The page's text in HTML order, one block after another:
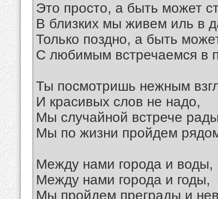
Это просто, а быть может
В близких мы живем иль в
Только поздно, а быть
С любимым встречаемся в
Ты посмотришь нежным
И красивых слов не надо,
Мы случайной встрече
Мы по жизни пройдем
Между нами города и воды,
Между нами города и годы,
Мы пройдем преграды и